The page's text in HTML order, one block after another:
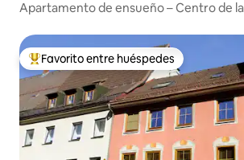
Apartamento de ensueño – Centro de
Favorito entre huéspedes preferido
Favorito entre huéspedes